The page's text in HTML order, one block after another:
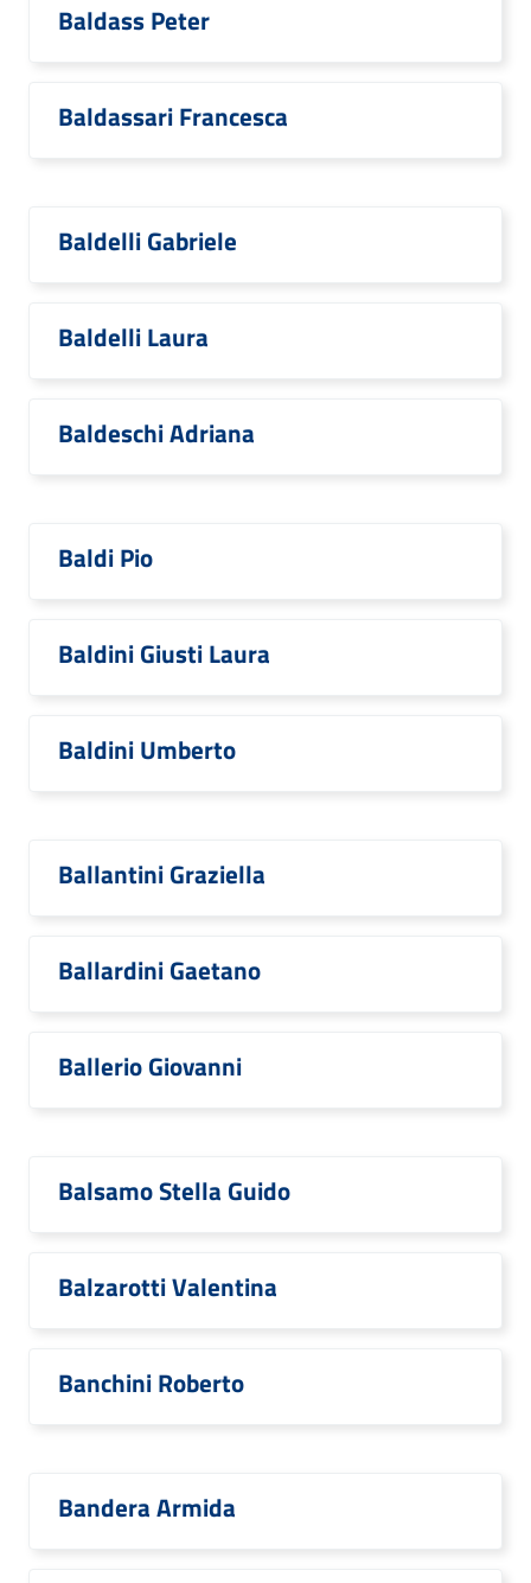
Baldass Peter
Baldassari Francesca
Baldelli Gabriele
Baldelli Laura
Baldeschi Adriana
Baldi Pio
Baldini Giusti Laura
Baldini Umberto
Ballantini Graziella
Ballardini Gaetano
Ballerio Giovanni
Balsamo Stella Guido
Balzarotti Valentina
Banchini Roberto
Bandera Armida